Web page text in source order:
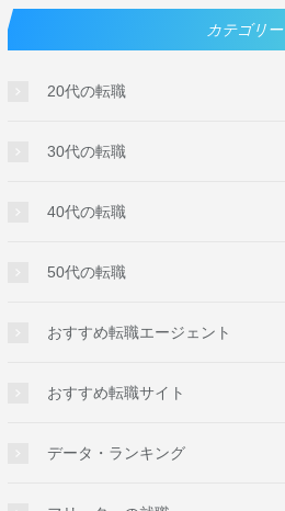
カテゴリー
20代の転職
30代の転職
40代の転職
50代の転職
おすすめ転職エージェント
おすすめ転職サイト
データ・ランキング